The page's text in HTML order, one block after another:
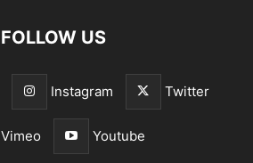
FOLLOW US
Instagram Twitter
Vimeo Youtube